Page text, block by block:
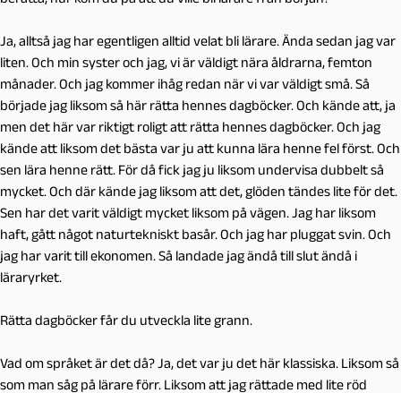
Ja, alltså jag har egentligen alltid velat bli lärare. Ända sedan jag var
liten. Och min syster och jag, vi är väldigt nära åldrarna, femton
månader. Och jag kommer ihåg redan när vi var väldigt små. Så
började jag liksom så här rätta hennes dagböcker. Och kände att, ja
men det här var riktigt roligt att rätta hennes dagböcker. Och jag
kände att liksom det bästa var ju att kunna lära henne fel först. Och
sen lära henne rätt. För då fick jag ju liksom undervisa dubbelt så
mycket. Och där kände jag liksom att det, glöden tändes lite för det.
Sen har det varit väldigt mycket liksom på vägen. Jag har liksom
haft, gått något naturtekniskt basår. Och jag har pluggat svin. Och
jag har varit till ekonomen. Så landade jag ändå till slut ändå i
läraryrket.
Rätta dagböcker får du utveckla lite grann.
Vad om språket är det då? Ja, det var ju det här klassiska. Liksom så
som man såg på lärare förr. Liksom att jag rättade med lite röd